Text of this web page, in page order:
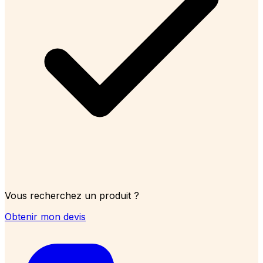
Vous recherchez un produit ?
Obtenir mon devis